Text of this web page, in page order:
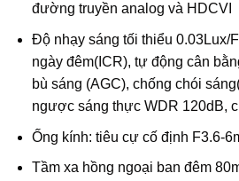
đường truyền analog và HDCVI
Độ nhạy sáng tối thiểu 0.03Lux/
ngày đêm(ICR), tự động cân
bù sáng (AGC), chống chói
ngược sáng thực WDR 120dB,
Ống kính: tiêu cự cố định F3.6-
Tầm xa hồng ngoại ban đêm